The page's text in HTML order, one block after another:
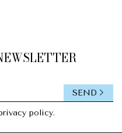
policy.
SEND